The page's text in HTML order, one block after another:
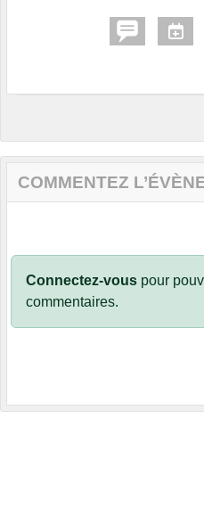
COMMENTEZ
Connectez-vous pour
commentaires.